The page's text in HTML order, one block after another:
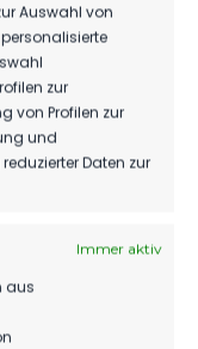
Auswahl von
zur
von Profilen zur
und
Daten zur
Immer aktiv
aus
NACHRICHTEN
VERLÄNGERT
SPONSORING
FSV
DÄMPFER
2026